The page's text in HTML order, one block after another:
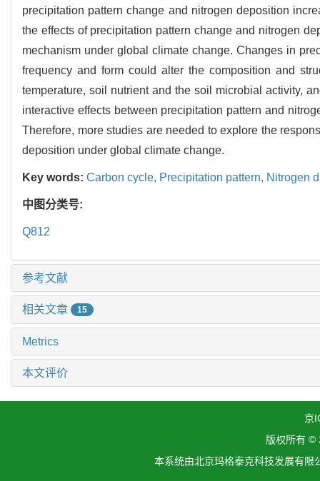
precipitation pattern change and nitrogen deposition
the effects of precipitation pattern change and nitrogen
mechanism under global climate change. Changes in
frequency and form could alter the composition and
temperature, soil nutrient and the soil microbial activity,
interactive effects between precipitation pattern and
Therefore, more studies are needed to explore the
deposition under global climate change.
Key words: Carbon cycle, Precipitation pattern, Nitrogen
中图分类号:
Q812
参考文献
相关文章 15
Metrics
本文评价
京
版权所有 ©
本系统由北京玛格泰克科技发展有